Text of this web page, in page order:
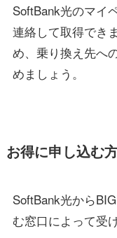
SoftBank光のマイ
連絡して取得でき
め、乗り換え先へ
めましょう。
お得に申し込む
SoftBank光から
む窓口によって受